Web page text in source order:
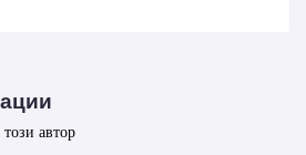
автор